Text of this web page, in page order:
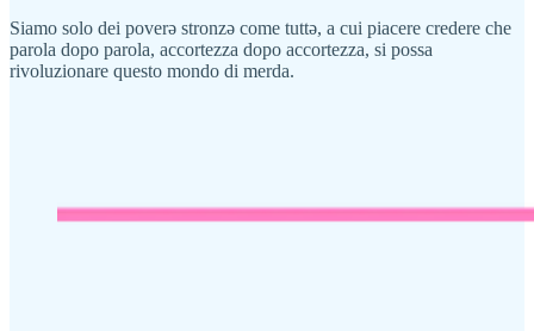
Siamo solo dei poverə stronzə come tuttə, a cui piacere credere che
parola dopo parola, accortezza dopo accortezza, si possa
rivoluzionare questo mondo di merda.